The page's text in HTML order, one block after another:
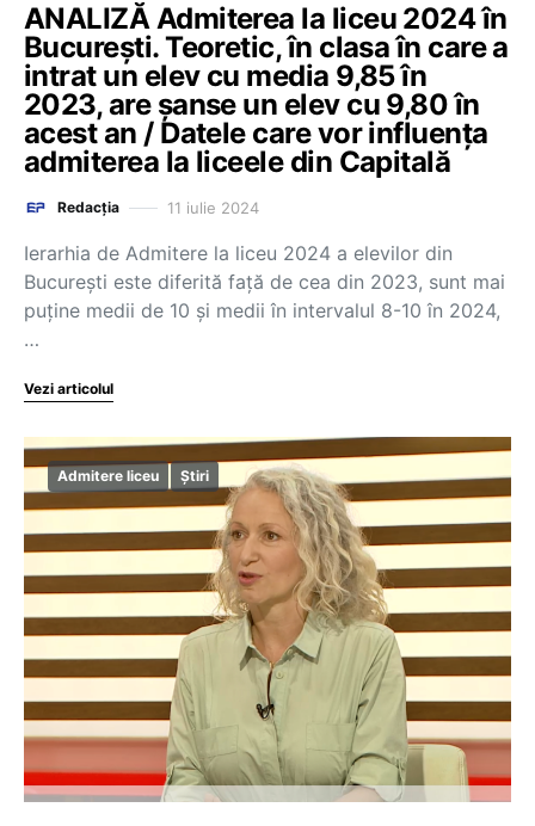
ANALIZĂ Admiterea la liceu 2024 în
București. Teoretic, în clasa în care a
intrat un elev cu media 9,85 în
2023, are șanse un elev cu 9,80 în
acest an / Datele care vor influența
admiterea la liceele din Capitală
Redacția 11 iulie 2024
Ierarhia de Admitere la liceu 2024 a elevilor din
București este diferită față de cea din 2023, sunt mai
puține medii de 10 și medii în intervalul 8-10 în 2024,
…
Vezi articolul
Admitere liceu Știri